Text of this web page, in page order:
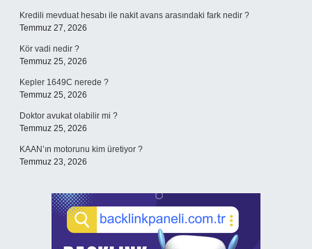
Kredili mevduat hesabı ile nakit avans arasındaki fark nedir ?
Temmuz 27, 2026
Kör vadi nedir ?
Temmuz 25, 2026
Kepler 1649C nerede ?
Temmuz 25, 2026
Doktor avukat olabilir mi ?
Temmuz 25, 2026
KAAN’ın motorunu kim üretiyor ?
Temmuz 23, 2026